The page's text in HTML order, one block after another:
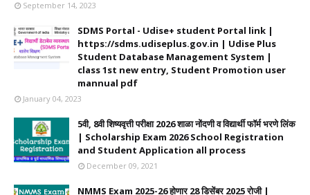
September 14, 2023
SDMS Portal - Udise+ student Portal link |
https://sdms.udiseplus.gov.in | Udise Plus
Student Database Management System |
class 1st new entry, Student Promotion user
mannual pdf
January 04, 2023
5वी, 8वी शिष्यवृत्ती परीक्षा 2026 शाळा नोंदणी व विद्यार्थी फॉर्म भरणे लिंक
| Scholarship Exam 2026 School Registration
and Student Application all process
December 09, 2021
NMMS Exam 2025-26 होणार 28 डिसेंबर 2025 रोजी |